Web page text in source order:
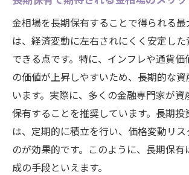
金相場を長期保有することで得られる最
は、経済変動に左右されにくく安定し
できる点です。特に、インフレや通貨価
の価値が上昇しやすいため、長期的な
います。実際に、多くの金融専門家が資
保有することを推奨しています。長期投
は、定期的に積立を行い、価格変動リ
のが効果的です。このように、長期保
成の手段といえます。